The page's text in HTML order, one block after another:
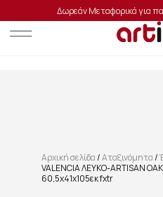
Δωρεάν Μεταφορικά για
Αρχική σελίδα/Αταξινόμητα/
VALENCIA ΛΕΥΚΟ-ARTISAN
60,5x41x105εκ fxtr